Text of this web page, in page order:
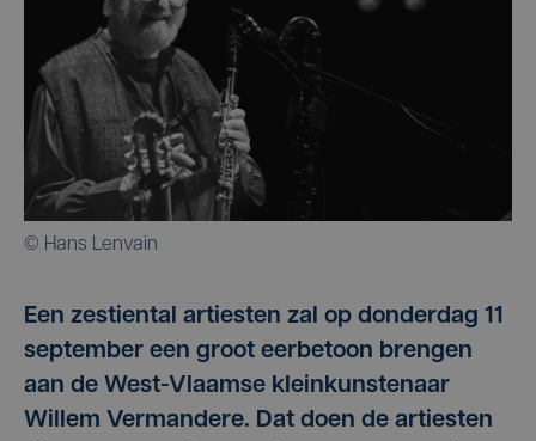
© Hans Lenvain
Een zestiental artiesten zal op donderdag 11
september een groot eerbetoon brengen
aan de West-Vlaamse kleinkunstenaar
Willem Vermandere. Dat doen de artiesten